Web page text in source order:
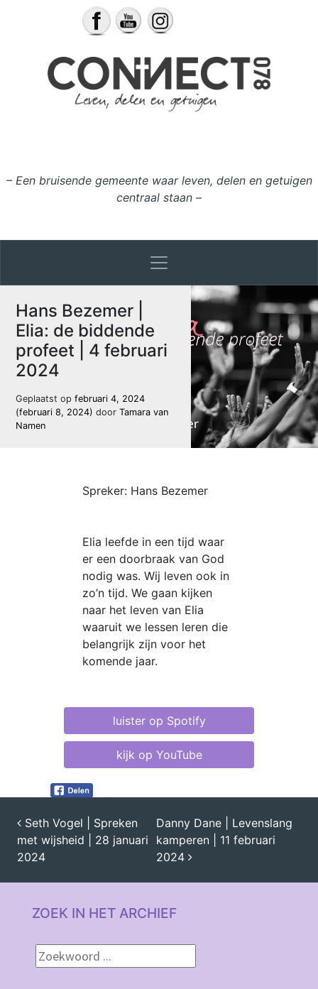
– Een bruisende gemeente waar leven, delen en getuigen
centraal staan –
Hans Bezemer |
Elia: de biddende
profeet | 4 februari
2024
Geplaatst opfebruari 4, 2024
(februari 8, 2024)door Tamara van
Namen
Spreker: Hans Bezemer
Elia leefde in een tijd waar
er een doorbraak van God
nodig was. Wij leven ook in
zo’n tijd. We gaan kijken
naar het leven van Elia
waaruit we lessen leren die
belangrijk zijn voor het
komende jaar.
luister op Spotify
kijk op YouTube
BERICHT NAVIGATIE
Seth Vogel | Spreken
met wijsheid | 28 januari
2024
Danny Dane | Levenslang
kamperen | 11 februari
2024
ZOEK IN HET ARCHIEF